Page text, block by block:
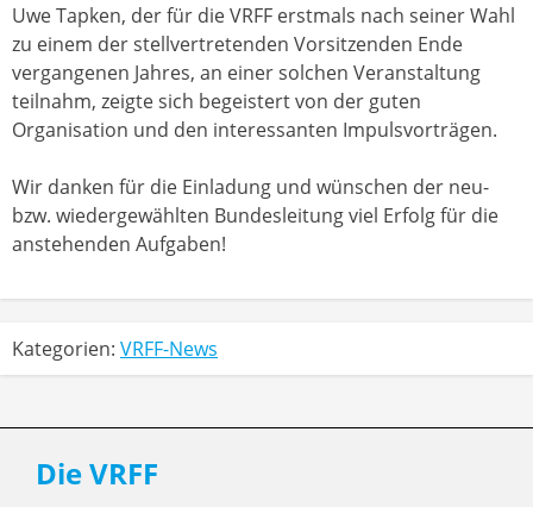
Uwe Tapken, der für die VRFF erstmals nach seiner Wahl
zu einem der stellvertretenden Vorsitzenden Ende
vergangenen Jahres, an einer solchen Veranstaltung
teilnahm, zeigte sich begeistert von der guten
Organisation und den interessanten Impulsvorträgen.
Wir danken für die Einladung und wünschen der neu-
bzw. wiedergewählten Bundesleitung viel Erfolg für die
anstehenden Aufgaben!
Kategorien: VRFF-News
Die VRFF